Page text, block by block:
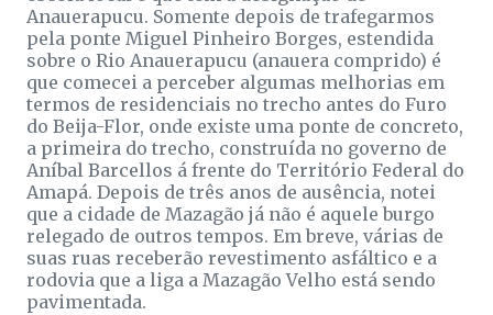
Anauerapucu. Somente depois de trafegarmos
pela ponte Miguel Pinheiro Borges, estendida
sobre o Rio Anauerapucu (anauera comprido) é
que comecei a perceber algumas melhorias em
termos de residenciais no trecho antes do Furo
do Beija-Flor, onde existe uma ponte de concreto,
a primeira do trecho, construída no governo de
Aníbal Barcellos á frente do Território Federal do
Amapá. Depois de três anos de ausência, notei
que a cidade de Mazagão já não é aquele burgo
relegado de outros tempos. Em breve, várias de
suas ruas receberão revestimento asfáltico e a
rodovia que a liga a Mazagão Velho está sendo
pavimentada.